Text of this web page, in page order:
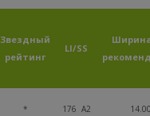
Звездный
рейтинг
LI/SS
* 176 A2